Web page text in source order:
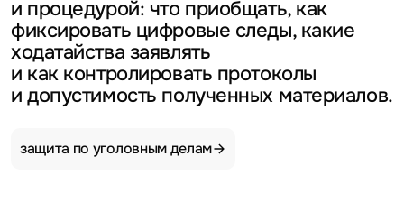
и процедурой: что приобщать, как
фиксировать цифровые следы, какие
ходатайства заявлять
и как контролировать протоколы
и допустимость полученных материалов.
защита по уголовнымделам